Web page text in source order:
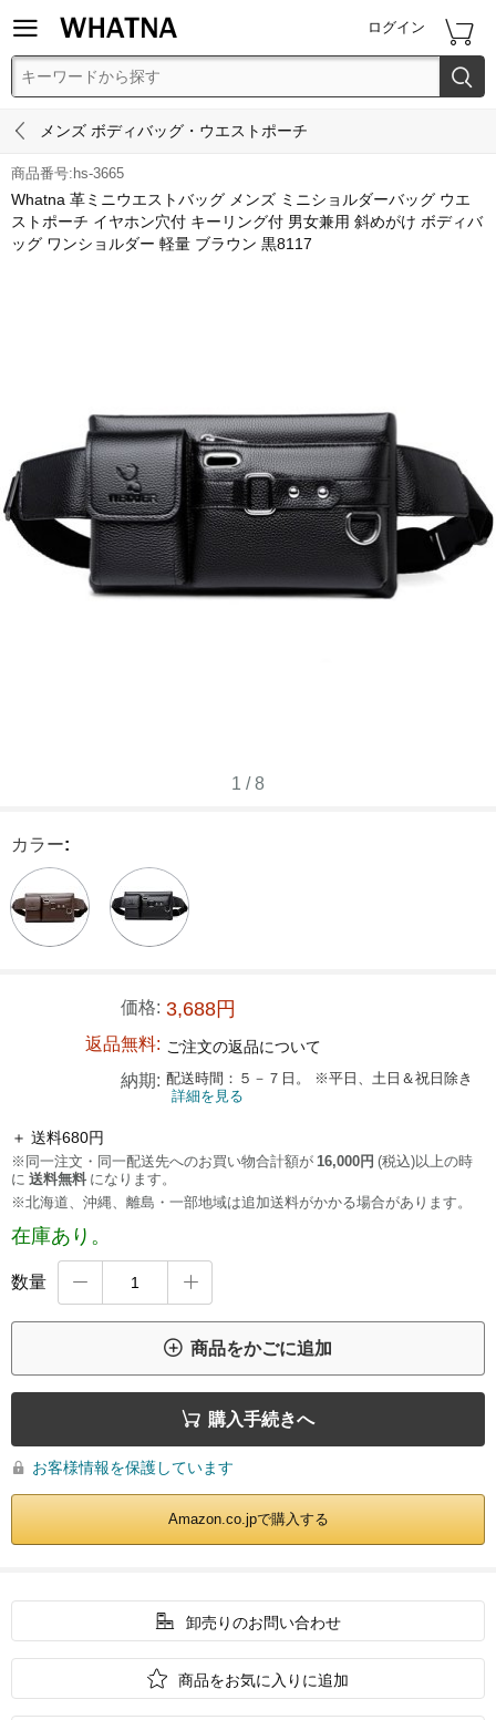
 ログイン 

 メンズ ボディバッグ・ウエストポーチ
商品番号:hs-3665
Whatna 革ミニウエストバッグ メンズ ミニショルダーバッグ ウエ
ストポーチ イヤホン穴付 キーリング付 男女兼用 斜めがけ ボディバ
ッグ ワンショルダー 軽量 ブラウン 黒8117
1 /8
カラー:
価格: 3,688円
返品無料: ご注文の返品について
納期: 配送時間：５－７日。 ※平日、土日＆祝日除き
詳細を見る
＋ 送料680円
※同一注文・同一配送先へのお買い物合計額が 16,000円 (税込)以上の時
に 送料無料 になります。
※北海道、沖縄、離島・一部地域は追加送料がかかる場合があります。
在庫あり。
数量  
 商品をかごに追加
 購入手続きへ
 お客様情報を保護しています
Amazon.co.jpで購入する
 卸売りのお問い合わせ
 商品をお気に入りに追加